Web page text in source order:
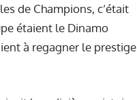
de Champions, c’était
étaient le Dinamo
à regagner le prestige